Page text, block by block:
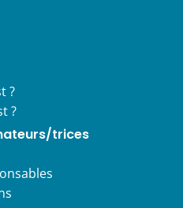
?
?
trices